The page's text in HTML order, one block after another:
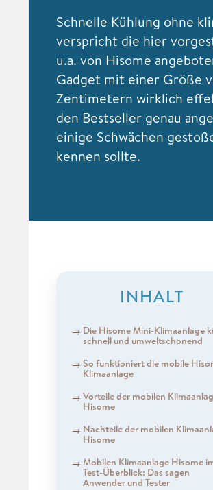
Schnelle Kühlung ohne
verspricht die hier
u.a. von Hisome
Gadget mit einer Größe
Zentimetern wirklich
den Bestseller genau
einige Schwächen
kennen sollte.
INHALT
Die Hisome Mini-Klimaanlage
schnell und umweltschonend
So funktioniert die mobile
Klimaanlage
Vorteile der mobilen
Hisome
Nachteile der mobilen
Hisome
Mobilen Klimaanlage Hisome
Test-Überblick: Das sagen
Anwender und Tester